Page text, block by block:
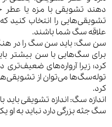
دهند تشویقی با مزه‌ یا عطر
تشویقی‌هایی را انتخاب کنید
علاقه سگ شما باشند.
سن سگ: باید سن سگ را در
برای سگ‌هایی با سن بیشتر
کرد؛ زیرا آرواره‌های
توله‌سگ‌ها می‌توان از
کرد.
اندازه سگ: اندازه تشویقی
سگ جثه بزرگی دارد نباید به